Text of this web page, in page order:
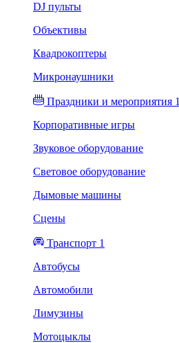
DJ пульты
Объективы
Квадрокоптеры
Микронаушники
Праздники и мероприятия 1
Корпоративные игры
Звуковое оборудование
Световое оборудование
Дымовые машины
Сцены
Транспорт 1
Автобусы
Автомобили
Лимузины
Мотоцыклы